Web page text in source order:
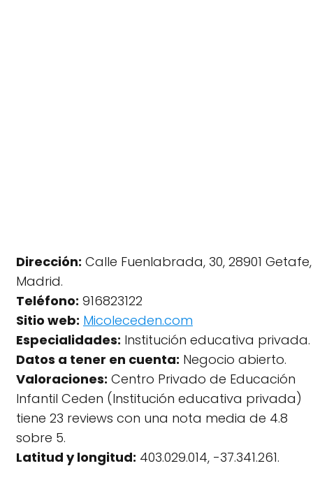
Dirección: Calle Fuenlabrada, 30, 28901 Getafe,
Madrid.
Teléfono: 916823122
Sitio web: Micoleceden.com
Especialidades: Institución educativa privada.
Datos a tener en cuenta: Negocio abierto.
Valoraciones: Centro Privado de Educación
Infantil Ceden (Institución educativa privada)
tiene 23 reviews con una nota media de 4.8
sobre 5.
Latitud y longitud: 403.029.014, -37.341.261.